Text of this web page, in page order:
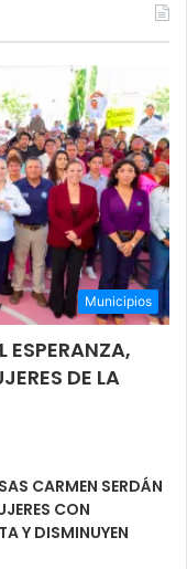
Municipios
ESPERANZA,
DE LA
CARMEN SERDÁN
CON
Y DISMINUYEN